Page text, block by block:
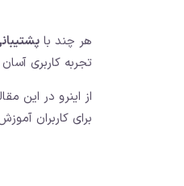
هر چند با
تجربه کاربری
از اینرو در این
برای کاربران